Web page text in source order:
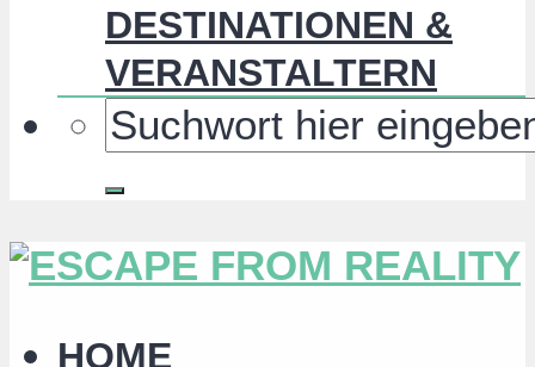
DESTINATIONEN &
VERANSTALTERN
HOME